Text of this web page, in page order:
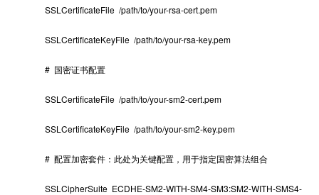
SSLCertificateFile /path/to/your-rsa-cert.pem
SSLCertificateKeyFile /path/to/your-rsa-key.pem
# 国密证书配置
SSLCertificateFile /path/to/your-sm2-cert.pem
SSLCertificateKeyFile /path/to/your-sm2-key.pem
# 配置加密套件：此处为关键配置，用于指定国密算法组合
SSLCipherSuite ECDHE-SM2-WITH-SM4-SM3:SM2-WITH-SMS4-